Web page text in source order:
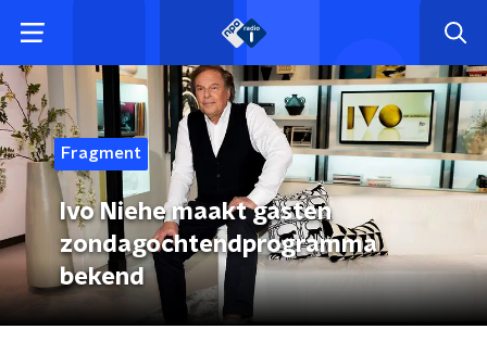
Fragment
Ivo Niehe maakt gasten
zondagochtendprogramma
bekend